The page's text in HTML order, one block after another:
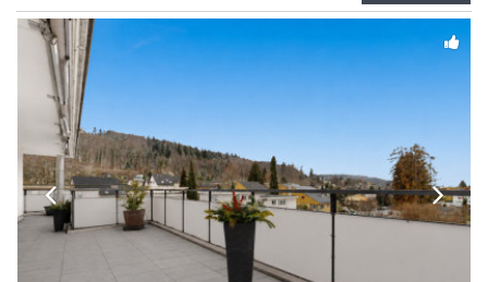
Grosszügigkeit, Privatsphäre und zeitlose Eleganz auf
einzigartige